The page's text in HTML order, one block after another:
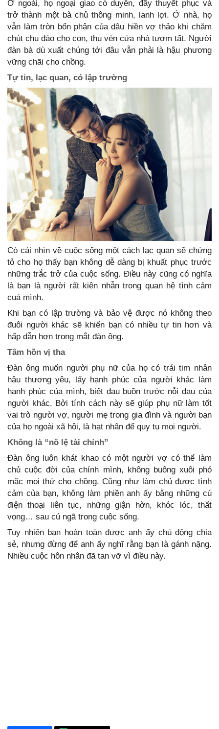
Ở ngoài, họ ngoại giao có duyên, đầy thuyết phục và
trở thành một bà chủ thông minh, lanh lợi. Ở nhà, họ
vẫn làm tròn bổn phận của dâu hiền vợ thảo khi chăm
chút chu đáo cho con, thu vén cửa nhà tươm tất. Người
đàn bà dù xuất chúng tới đâu vẫn phải là hậu phương
vững chãi cho chồng.
Tự tin, lạc quan, có lập trường
Có cái nhìn về cuộc sống một cách lạc quan sẽ chứng
tỏ cho họ thấy bạn không dễ dàng bị khuất phục trước
những trắc trở của cuộc sống. Điều này cũng có nghĩa
là bạn là người rất kiên nhẫn trong quan hệ tình cảm
cuả mình.
Khi bạn có lập trường và bảo vệ được nó không theo
đuôi người khác sẽ khiến bạn có nhiều tự tin hơn và
hấp dẫn hơn trong mắt đàn ông.
Tâm hồn vị tha
Đàn ông muốn người phụ nữ của họ có trái tim nhân
hậu thương yêu, lấy hạnh phúc của người khác làm
hạnh phúc của mình, biết đau buồn trước nỗi đau của
người khác. Bởi tính cách này sẽ giúp phụ nữ làm tốt
vai trò người vợ, người mẹ trong gia đình và người bạn
của họ ngoài xã hội, là hạt nhân để quy tụ mọi người.
Không là “nô lệ tài chính”
Đàn ông luôn khát khao có một người vợ có thể làm
chủ cuộc đời của chính mình, không buông xuôi phó
mặc mọi thứ cho chồng. Cũng như làm chủ được tình
cảm của bạn, không làm phiền anh ấy bằng những cú
điện thoại liên tục, những giận hờn, khóc lóc, thất
vọng… sau cú ngã trong cuộc sống.
Tuy nhiên bạn hoàn toàn được anh ấy chủ động chia
sẻ, nhưng đừng để anh ấy nghĩ rằng bạn là gánh nặng.
Nhiều cuộc hôn nhân đã tan vỡ vì điều này.